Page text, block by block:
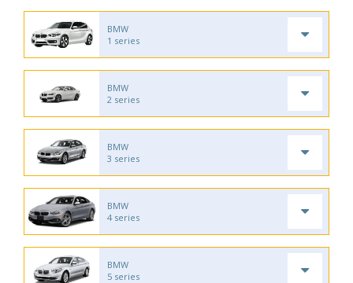
BMW
1 series
BMW
2 series
BMW
3 series
BMW
4 series
BMW
5 series